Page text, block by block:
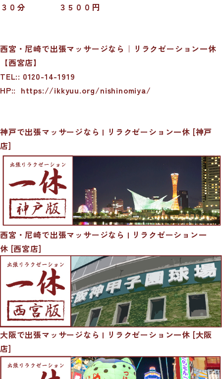
３０分 ３５００円
西宮・尼崎で出張マッサージなら｜リラクゼーション一休
【西宮店】
TEL:: 0120-14-1919
HP:: https://ikkyuu.org/nishinomiya/
神戸で出張マッサージなら | リラクゼーション一休 [神戸
店]
西宮・尼崎で出張マッサージなら | リラクゼーション一
休 [西宮店]
大阪で出張マッサージなら | リラクゼーション一休 [大阪
店]